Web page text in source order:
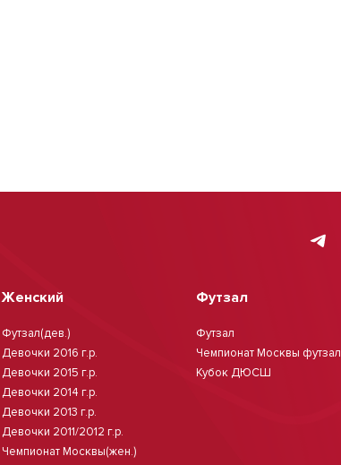
Женский
Футзал(дев.)
Девочки 2016 г.р.
Девочки 2015 г.р.
Девочки 2014 г.р.
Девочки 2013 г.р.
Девочки 2011/2012 г.р.
Чемпионат Москвы(жен.)
Футзал
Футзал
Чемпионат Москвы футзал
Кубок ДЮСШ